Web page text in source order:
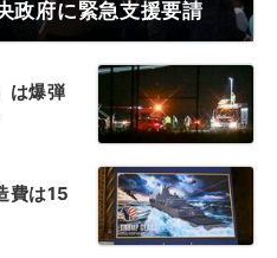
政府に緊急支援要請
は爆弾
費は15